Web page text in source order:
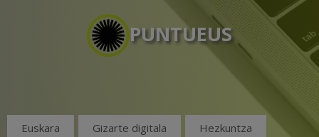
PUNTUEUS
Euskara Gizarte digitala Hezkuntza